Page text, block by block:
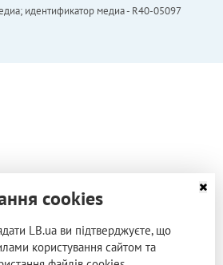
идентификатор медиа - R40-05097
cookies
LB.ua ви підтверджуєте, що
користування сайтом та